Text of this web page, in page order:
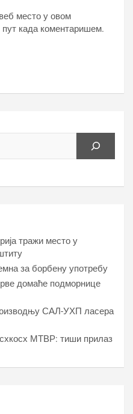
место у овом
када коментаришем.
тражи место у
за борбену употребу
домаће подморнице
САЛ-УХП ласера
МТВР: тиши прилаз